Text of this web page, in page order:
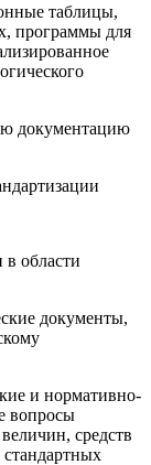
таблицы,
программы для
документацию
в области
документы,
и нормативно-
вопросы
средств